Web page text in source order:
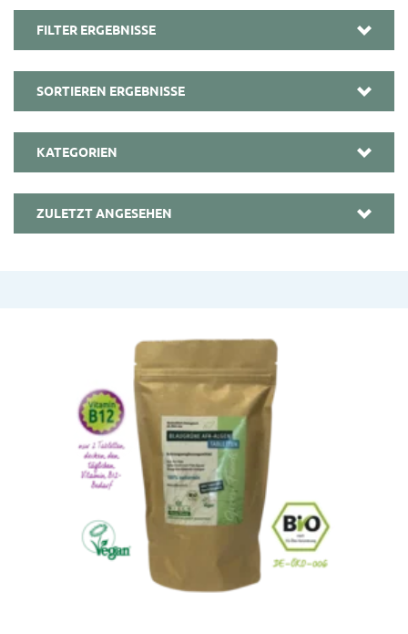
FILTER ERGEBNISSE
SORTIEREN ERGEBNISSE
KATEGORIEN
ZULETZT ANGESEHEN